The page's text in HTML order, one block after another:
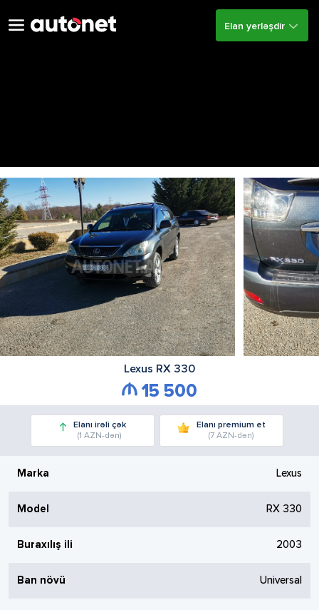
Elan yerləşdir
Lexus RX 330
15 500
Elanı irəli çək
(1 AZN-dən)
Elanı premium et
(7 AZN-dən)
Marka Lexus
Model RX 330
Buraxılış ili 2003
Ban növü Universal